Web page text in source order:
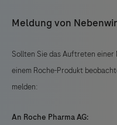
Meldung von
Sollten Sie das Auftreten einer
einem Roche-Produkt
melden:
An Roche Pharma AG: